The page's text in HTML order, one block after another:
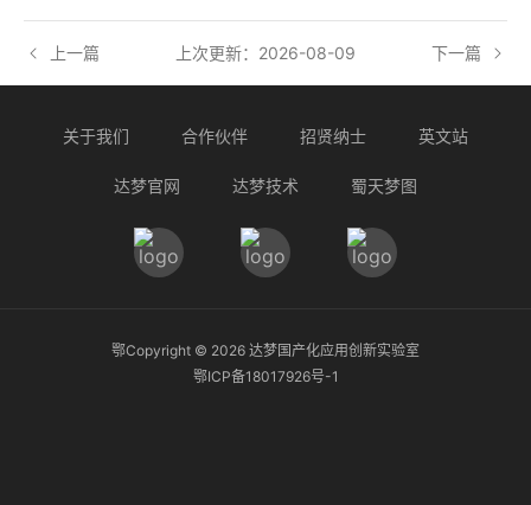
上次更新：2026-08-09
上一篇 下一篇
关于我们 合作伙伴 招贤纳士 英文站
达梦官网 达梦技术 蜀天梦图
鄂Copyright © 2026 达梦国产化应用创新实验室
鄂ICP备18017926号-1